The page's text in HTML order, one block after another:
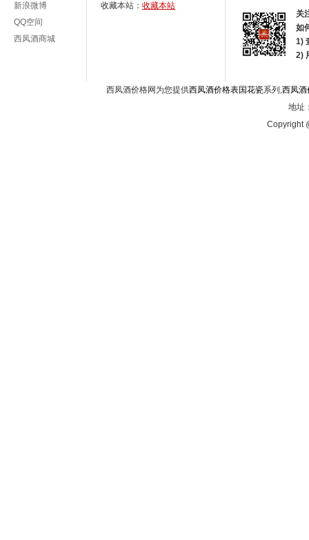
新浪微博
QQ空间
西凤酒商城
收藏本站： 收藏本站
关
如
1)
2)
西凤酒价格网为您提供西凤酒价格表国花瓷系列,西凤酒
地址
Copyright